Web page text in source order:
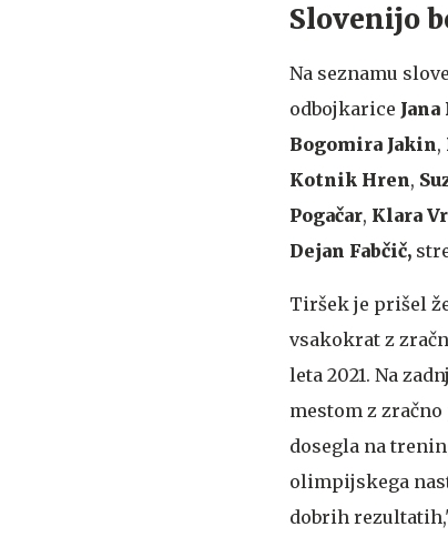
Slovenijo
Na seznamu
odbojkarice
Bogomira Jakin,
Kotnik Hren,
Pogačar, Klara
Dejan Fabčič,
Tiršek je prišel
vsakokrat z
leta 2021. Na
mestom z
dosegla na
olimpijskega
dobrih